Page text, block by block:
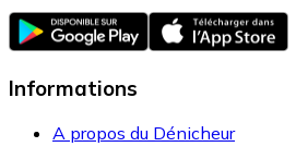
Informations
A propos du Dénicheur